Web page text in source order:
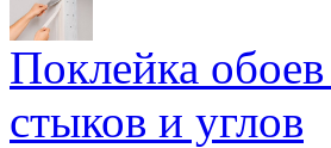
Поклейка
стыков и углов